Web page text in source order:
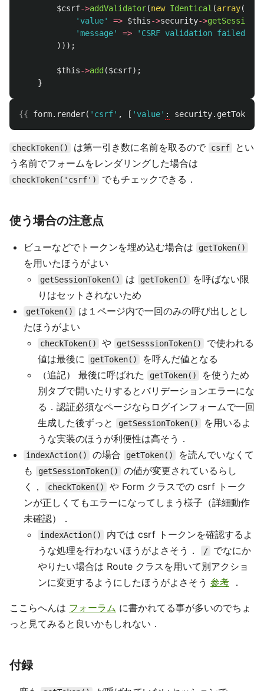
$csrf->addValidator(new Identical (array(
'value'
=> $this->security->
'message'
=>
'CSRF validation failed'
)));
$this->add ($csrf);
}
{{ form.render( 'csrf' , [ 'value' : security.getToken
checkToken() は第一引き数に名前を取るので csrf
とい
う名前でフォームをレンダリングした場合は
checkToken('csrf') でもチェックできる．
使う場合の注意点
ビューなどでトークンを埋め込む場合は getToken()
を用いたほうがよい
getSessionToken() は getToken()
を呼ばない限
りはセットされないため
getToken()
は１ページ内で一回のみの呼び出しとし
たほうがよい
checkToken() や getSesssionToken()
で使われる
値は最後に
getToken()
を呼んだ値となる
（追記） 最後に呼ばれた
getToken()
を使うため
別タブで開いたりするとバリデーションエラーにな
る．認証必須なページならログインフォームで一回
生成した後ずっと
getSessionToken()
を用いるよ
うな実装のほうが利便性は高そう．
indexAction() の場合 getToken()
を読んでいなくて
も
getSessionToken()
の値が変更されているらし
く，
checkToken()
や Form クラスでの csrf トーク
ンが正しくてもエラーになってしまう様子（詳細動作
未確認）．
indexAction()
内では csrf トークンを確認するよ
うな処理を行わないほうがよさそう．
/
でなにか
やりたい場合は Route クラスを用いて別アクショ
ンに変更するようにしたほうがよさそう 参考 ．
ここらへんは フォーラム に書かれてる事が多いのでちょ
っと見てみると良いかもしれない．
付録